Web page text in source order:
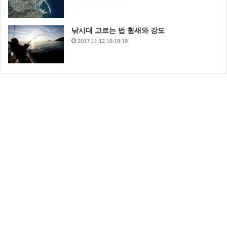
낚시대 고르는 법 휨새와 강도
2017.11.12 16:19:19